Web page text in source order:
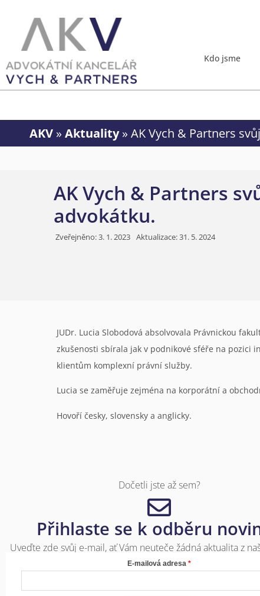
Kdo jsme
AKV » Aktuality» AK Vych & Partners
AK Vych & Partners
advokátku.
Zveřejněno:3. 1. 2023 Aktualizace: 31. 5. 2024
JUDr. Lucia Slobodová absolvovala Právnickou
zkušenosti sbírala jak v podnikové sféře na pozici
klientům komplexní právní služby.
Lucia se zaměřuje zejména na korporátní a
Hovoří česky, slovensky a anglicky.
Dočetli jste až sem?
Přihlaste se k odběru
Uveďte zde svůj e-mail, ať Vám neuteče žádná aktualita z
E-mailová adresa